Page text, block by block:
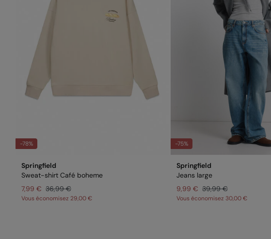
-78%
Springfield
Sweat-shirt Café boheme
7,99 € 36,99 €
Vous économisez 29,00 €
-75%
Springfield
Jeans large
9,99 € 39,99 €
Vous économisez 30,00 €